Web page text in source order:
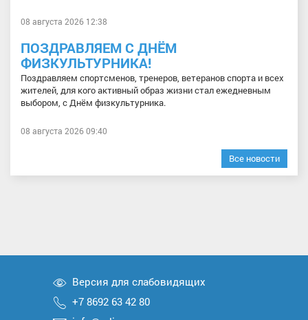
08 августа 2026 12:38
ПОЗДРАВЛЯЕМ С ДНЁМ
ФИЗКУЛЬТУРНИКА!
Поздравляем спортсменов, тренеров, ветеранов спорта и всех
жителей, для кого активный образ жизни стал ежедневным
выбором, с Днём физкультурника.
08 августа 2026 09:40
Все новости
Версия для слабовидящих
+7 8692 63 42 80